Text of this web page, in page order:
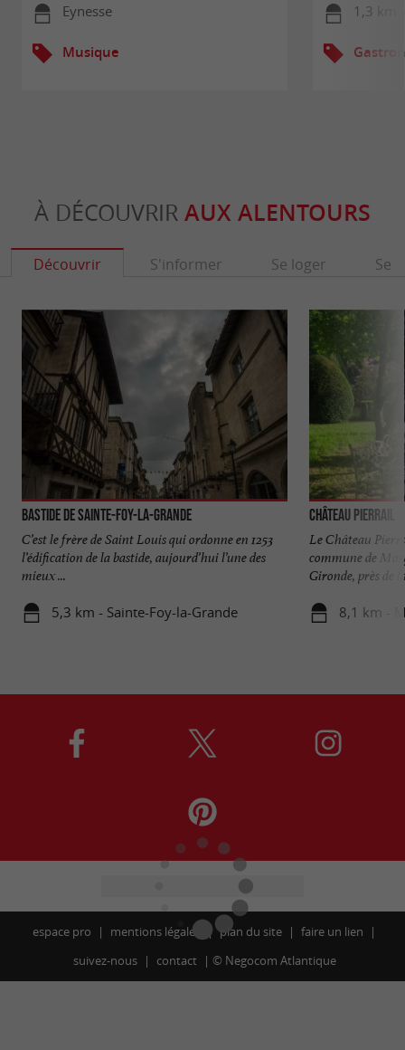
Eynesse
Musique
1,3 km
À DÉCOUVRIR AUX ALENTOURS
Découvrir S'informer Se loger Se
Bastide de Sainte-Foy-la-Grande
C’est le frère de Saint Louis qui ordonne en 1253
l’édification de la bastide, aujourd’hui l’une des
mieux ...
5,3 km - Sainte-Foy-la-Grande
Château Pierrail
Le Château
commune de
Gironde, près de
8,1 km -
espace pro mentions légales plan du site
faire un lien
suivez-nous
contact © Negocom Atlantique